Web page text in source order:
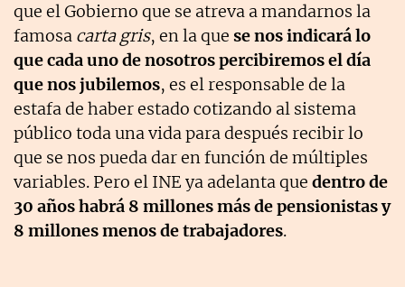
que el Gobierno que se atreva a mandarnos la
famosa carta gris, en la que se nos indicará lo
que cada uno de nosotros percibiremos el día
que nos jubilemos, es el responsable de la
estafa de haber estado cotizando al sistema
público toda una vida para después recibir lo
que se nos pueda dar en función de múltiples
variables. Pero el INE ya adelanta que dentro de
30 años habrá 8 millones más de pensionistas y
8 millones menos de trabajadores.